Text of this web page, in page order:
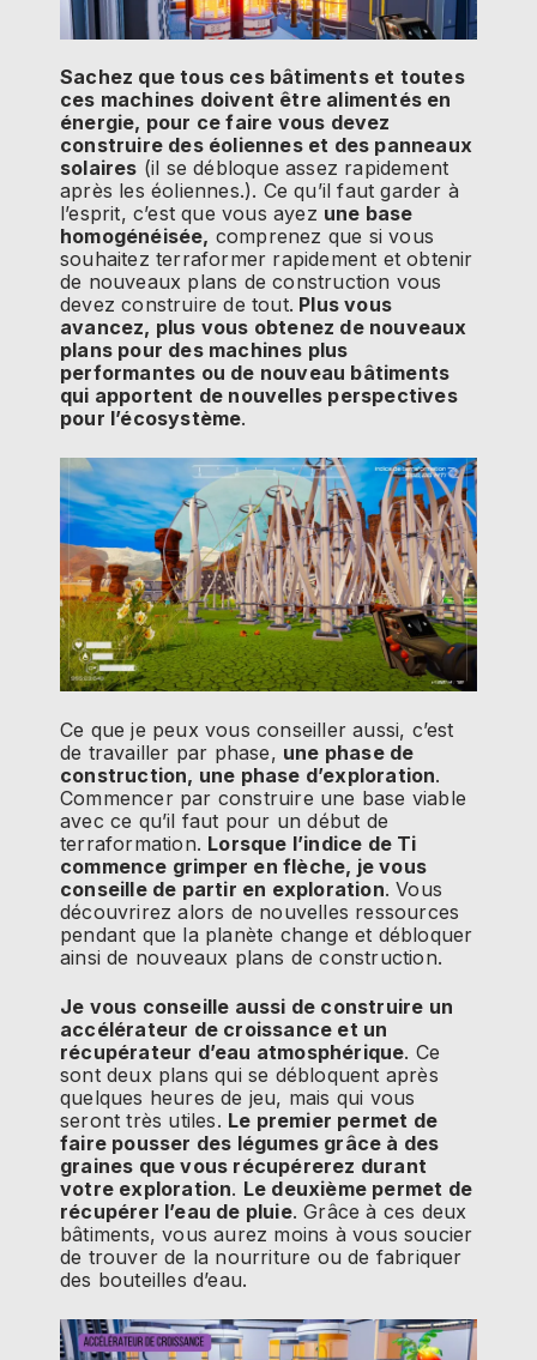
Sachez que tous ces bâtiments et toutes
ces machines doivent être alimentés en
énergie, pour ce faire vous devez
construire des éoliennes et des panneaux
solaires (il se débloque assez rapidement
après les éoliennes.). Ce qu’il faut garder à
l’esprit, c’est que vous ayez une base
homogénéisée, comprenez que si vous
souhaitez terraformer rapidement et obtenir
de nouveaux plans de construction vous
devez construire de tout. Plus vous
avancez, plus vous obtenez de nouveaux
plans pour des machines plus
performantes ou de nouveau bâtiments
qui apportent de nouvelles perspectives
pour l’écosystème.
Ce que je peux vous conseiller aussi, c’est
de travailler par phase, une phase de
construction, une phase d’exploration.
Commencer par construire une base viable
avec ce qu’il faut pour un début de
terraformation. Lorsque l’indice de Ti
commence grimper en flèche, je vous
conseille de partir en exploration. Vous
découvrirez alors de nouvelles ressources
pendant que la planète change et débloquer
ainsi de nouveaux plans de construction.
Je vous conseille aussi de construire un
accélérateur de croissance et un
récupérateur d’eau atmosphérique. Ce
sont deux plans qui se débloquent après
quelques heures de jeu, mais qui vous
seront très utiles. Le premier permet de
faire pousser des légumes grâce à des
graines que vous récupérerez durant
votre exploration. Le deuxième permet de
récupérer l’eau de pluie. Grâce à ces deux
bâtiments, vous aurez moins à vous soucier
de trouver de la nourriture ou de fabriquer
des bouteilles d’eau.